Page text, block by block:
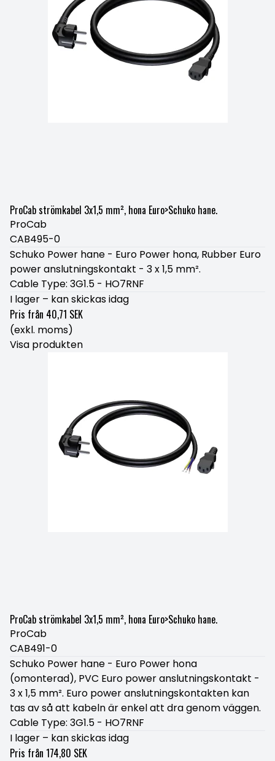
ProCab strömkabel 3x1,5 mm², hona Euro>Schuko hane.
ProCab
CAB495-0
Schuko Power hane - Euro Power hona, Rubber Euro
power anslutningskontakt - 3 x 1,5 mm².
Cable Type: 3G1.5 - HO7RNF
I lager – kan skickas idag
Pris från 40,71 SEK
(exkl. moms)
Visa produkten
ProCab strömkabel 3x1,5 mm², hona Euro>Schuko hane.
ProCab
CAB491-0
Schuko Power hane - Euro Power hona
(omonterad), PVC Euro power anslutningskontakt -
3 x 1,5 mm². Euro power anslutningskontakten kan
tas av så att kabeln är enkel att dra genom väggen.
Cable Type: 3G1.5 - HO7RNF
I lager – kan skickas idag
Pris från 174,80 SEK